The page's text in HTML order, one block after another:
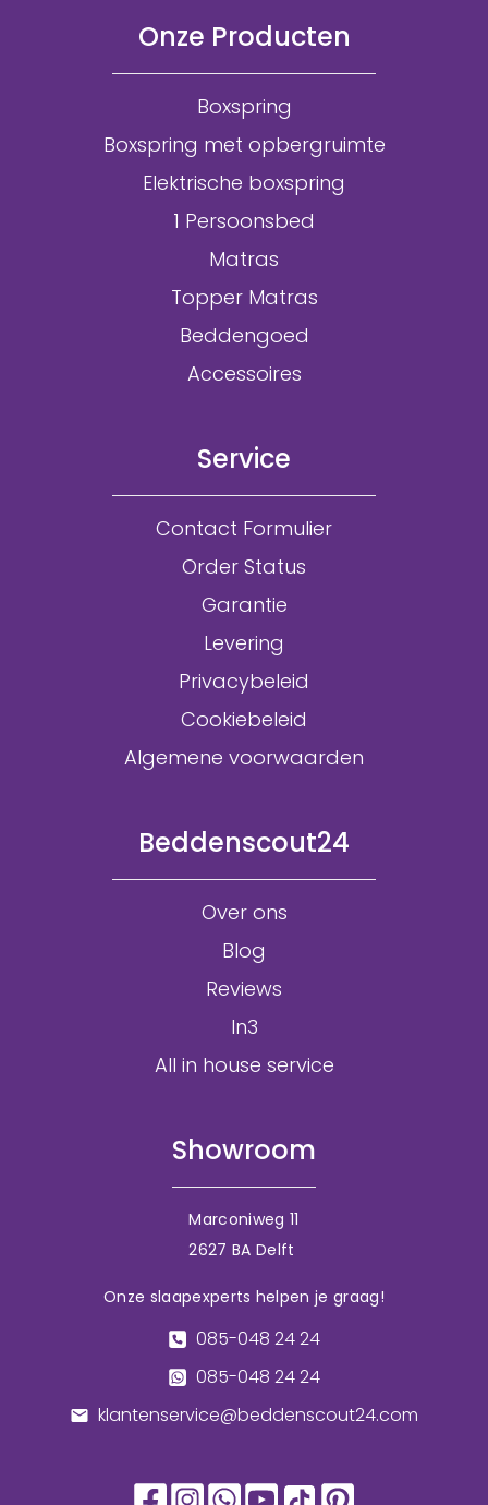
Onze Producten
Boxspring
Boxspring met opbergruimte
Elektrische boxspring
1 Persoonsbed
Matras
Topper Matras
Beddengoed
Accessoires
Service
Contact Formulier
Order Status
Garantie
Levering
Privacybeleid
Cookiebeleid
Algemene voorwaarden
Beddenscout24
Over ons
Blog
Reviews
In3
All in house service
Showroom
Marconiweg 11
2627 BA Delft
Onze slaapexperts helpen je graag!
085-048 24 24
085-048 24 24
klantenservice@beddenscout24.com